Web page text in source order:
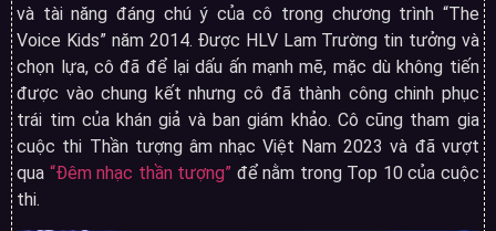
và tài năng đáng chú ý của cô trong chương trình “The
Voice Kids” năm 2014. Được HLV Lam Trường tin tưởng và
chọn lựa, cô đã để lại dấu ấn mạnh mẽ, mặc dù không tiến
được vào chung kết nhưng cô đã thành công chinh phục
trái tim của khán giả và ban giám khảo. Cô cũng tham gia
cuộc thi Thần tượng âm nhạc Việt Nam 2023 và đã vượt
qua “Đêm nhạc thần tượng” để nằm trong Top 10 của cuộc
thi.